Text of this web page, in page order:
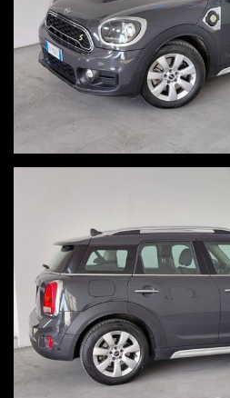
stai pesando come vendere la tua
pochi minuti la tua auto FINO A 12
pagamento immediato.
VISITA IL NOSTRO SITO
FACILE VENDERE LA PROPRIA AUTO
L'inserimento degli annunci su più
gestito tramite un unico sistema
nonostante l’attenzione con la
nostri annunci di vendita, vi
pertanto la gentile clientela a
dell’auto insieme a un Consulente
eventuali dubbi circa la dotazione